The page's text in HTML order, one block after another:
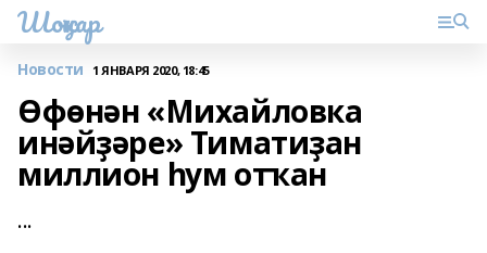
Шоңҡар
Новости 1 ЯНВАРЯ 2020, 18:45
Өфөнән «Михайловка
инәйҙәре» Тиматиҙан
миллион һум отҡан
...